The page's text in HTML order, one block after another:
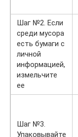
Шаг №2. Если
среди мусора
есть бумаги с
личной
информацией,
измельчите
ее
Шаг №3.
Упаковывайте